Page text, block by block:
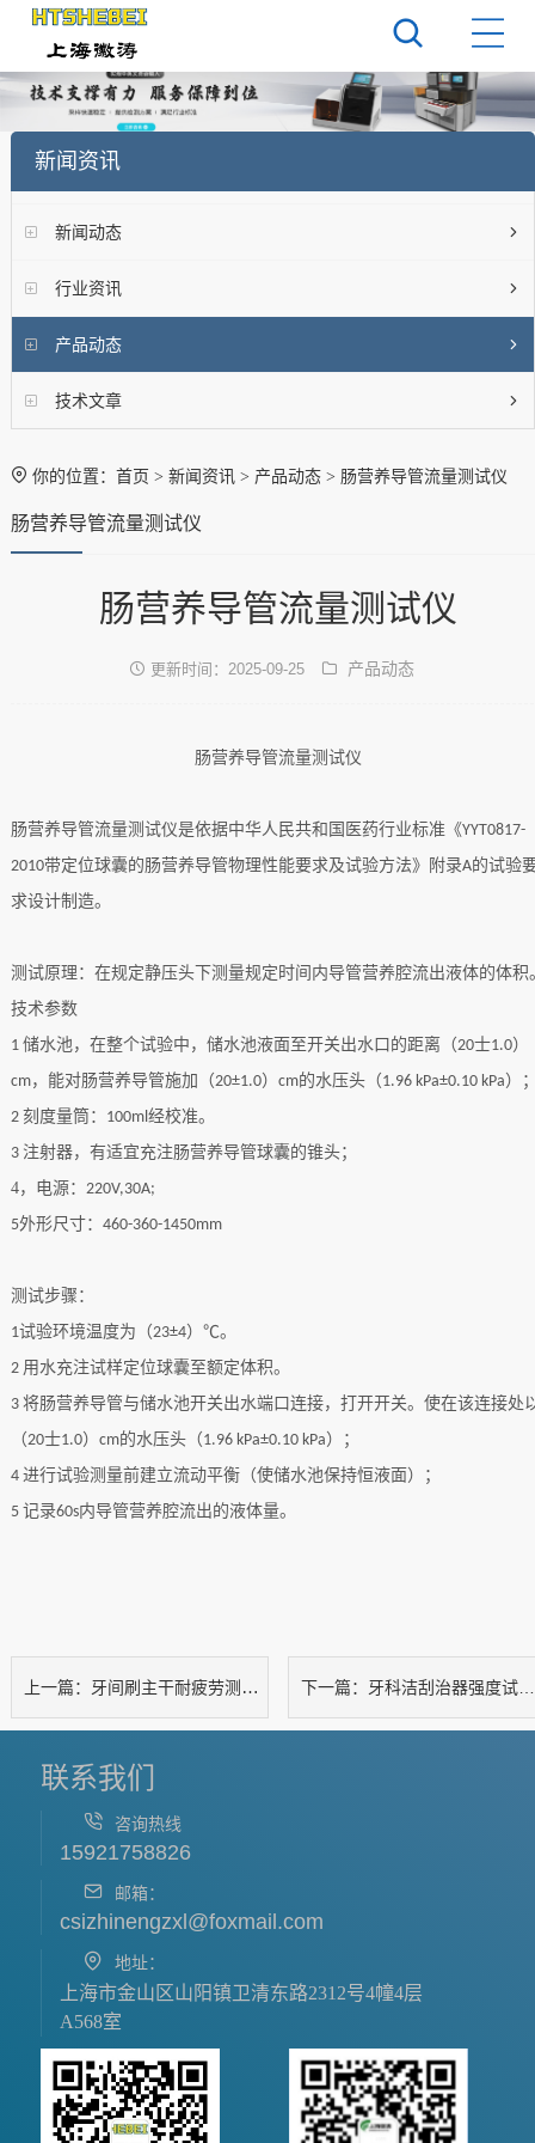
新闻资讯
新闻动态
行业资讯
产品动态
技术文章
你的位置： 首页 > 新闻资讯 > 产品动态 > 肠营养导管流量测试仪
肠营养导管流量测试仪
肠营养导管流量测试仪
更新时间：2025-09-25 产品动态
肠营养导管流量测试仪
肠营养导管流量测试仪是依据中华人民共和国医药行业标准《YYT0817-
2010带定位球囊的肠营养导管物理性能要求及试验方法》附录A的试验
求设计制造。
测试原理：在规定静压头下测量规定时间内导管营养腔流出液体的体积
技术参数
1 储水池，在整个试验中，储水池液面至开关出水口的距离（20士1.0）
cm，能对肠营养导管施加（20±1.0） cm的水压头（1.96 kPa±0.10 kPa）
2 刻度量筒 ： 100ml经校准。
3 注射器，有适宜充注肠营养导管球囊的锥头；
4， 电源： 220V,30A;
5外形尺寸： 460-360-1450mm
测试步骤：
1试验环境温度为（23±4） ℃。
2 用水充注试样定位球囊至额定体积。
3 将肠营养导管与储水池开关出水端口连接，打开开关。使在该连接处
（20士1.0） cm的水压头（1.96 kPa±0.10 kPa） ；
4 进行试验测量前建立流动平衡（使储水池保持恒液面） ；
5 记录60s内导管营养腔流出的液体量。
上一篇： 牙间刷主干耐疲劳测试仪 下一篇： 牙科洁刮治器强度试验仪 牙科洁、刮治器强度试验仪
联系我们
咨询热线
15921758826
邮箱：
csizhinengzxl@foxmail.com
地址：
上海市金山区山阳镇卫清东路2312号4幢4层
A568室